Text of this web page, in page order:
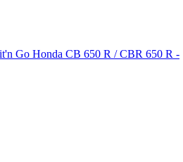
Go Honda CB 650 R / CBR 650 R -